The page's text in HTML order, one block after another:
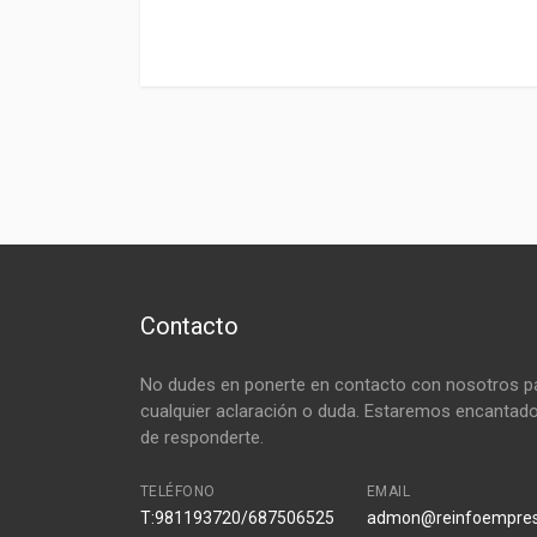
Contacto
No dudes en ponerte en contacto con nosotros
cualquier aclaración o duda. Estaremos
de responderte.
TELÉFONO
T:981193720/687506525
EMAIL